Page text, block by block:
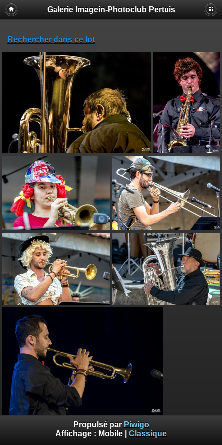
Galerie Imagein-Photoclub Pertuis
Rechercher dans ce lot
Propulsé par Piwigo
Affichage : Mobile Classique